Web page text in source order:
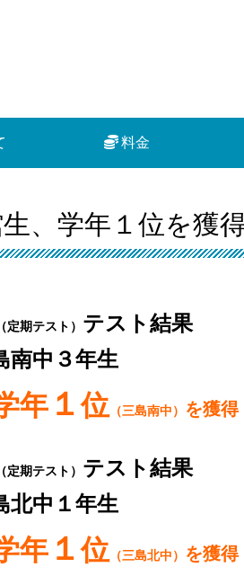
料金
、学年１位を獲
（定期テスト） テスト結果
南中３年生
年 １位（三島南中） を獲得
（定期テスト） テスト結果
北中１年生
年 １位（三島北中） を獲得